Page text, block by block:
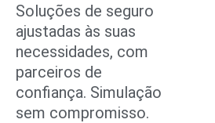
Soluções de seguro
ajustadas às suas
necessidades, com
parceiros de
confiança. Simulação
sem compromisso.